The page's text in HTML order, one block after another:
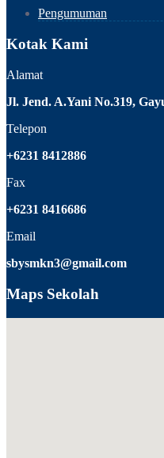
Pengumuman
Kotak Kami
Alamat
Jl. Jend. A.Yani No.319,
Telepon
+6231 8412886
Fax
+6231 8416686
Email
sbysmkn3@gmail.com
Maps Sekolah